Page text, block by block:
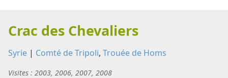
Crac des Chevaliers
Syrie | Comté de Tripoli, Trouée de Homs
Visites : 2003, 2006, 2007, 2008